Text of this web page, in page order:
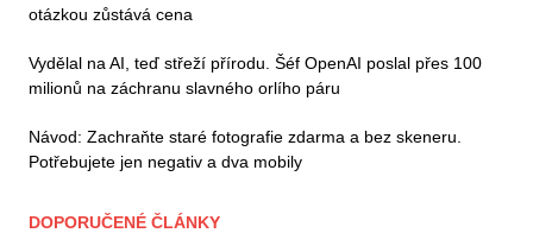
otázkou zůstává cena
Vydělal na AI, teď střeží přírodu. Šéf OpenAI poslal přes 100
milionů na záchranu slavného orlího páru
Návod: Zachraňte staré fotografie zdarma a bez skeneru.
Potřebujete jen negativ a dva mobily
DOPORUČENÉ ČLÁNKY